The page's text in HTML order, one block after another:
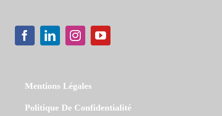
Mentions Légales
Politique De Confidentialité